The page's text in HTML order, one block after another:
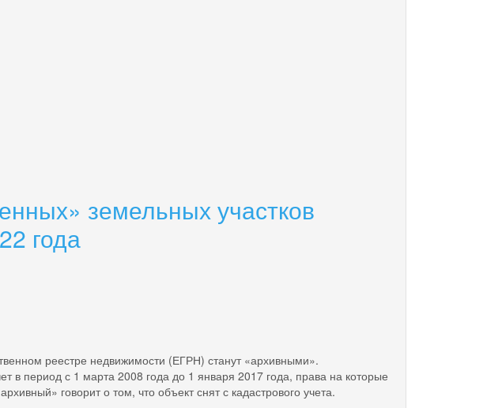
земельных участков
года
реестре недвижимости (ЕГРН) станут «архивными».
в период с 1 марта 2008 года до 1 января 2017 года, права на которые
говорит о том, что объект снят с кадастрового учета.